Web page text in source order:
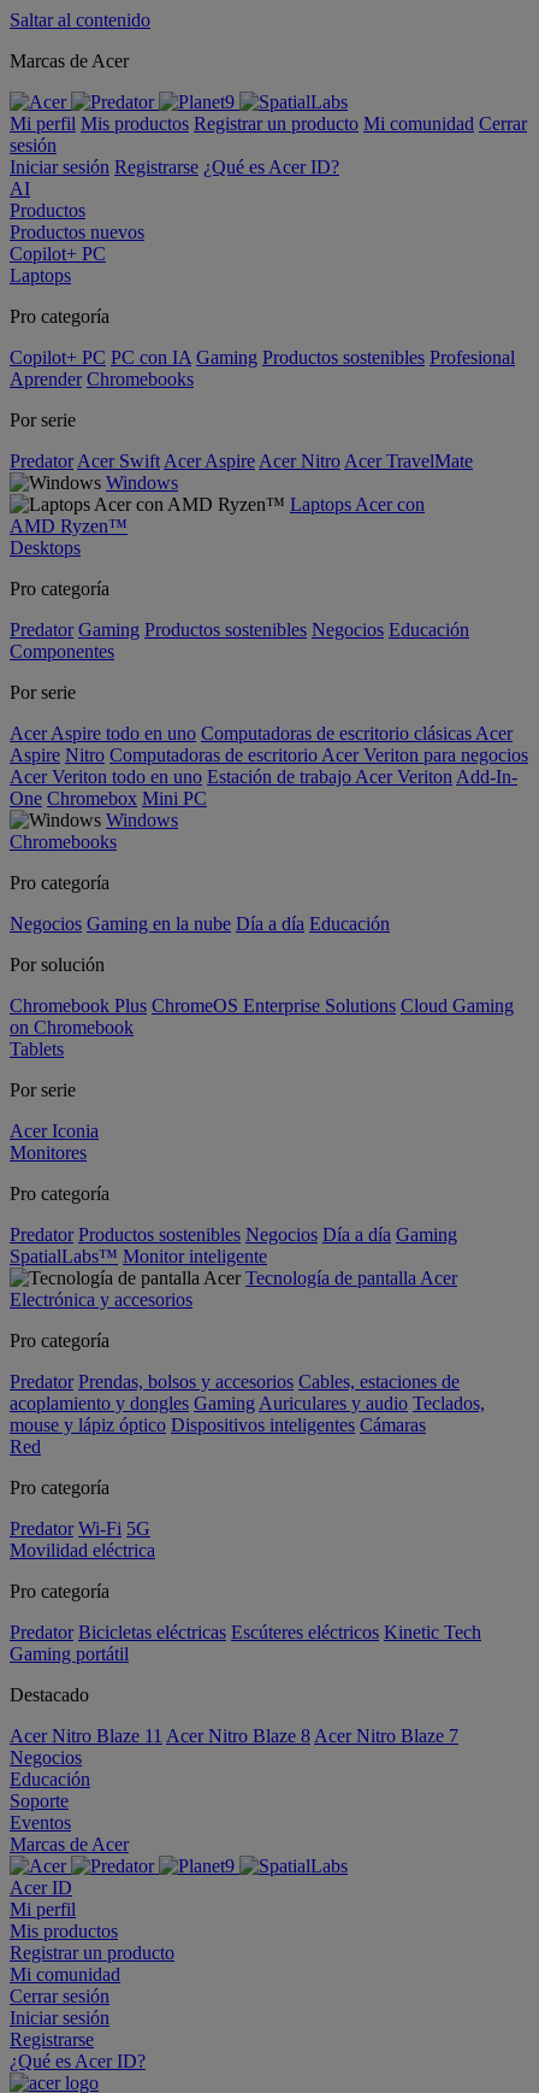
Saltar al contenido
Marcas de Acer
Mi perfil Mis productos Registrar un producto Mi comunidad Cerrar
sesión
Iniciar sesión Registrarse ¿Qué es Acer ID?
AI
Productos
Productos nuevos
Copilot+ PC
Laptops
Pro categoría
Copilot+ PC PC con IA Gaming Productos sostenibles Profesional
Aprender Chromebooks
Por serie
Predator Acer Swift Acer Aspire Acer Nitro Acer TravelMate
Windows
Laptops Acer con
AMD Ryzen™
Desktops
Pro categoría
Predator Gaming Productos sostenibles Negocios Educación
Componentes
Por serie
Acer Aspire todo en uno Computadoras de escritorio clásicas Acer
Aspire Nitro Computadoras de escritorio Acer Veriton para negocios
Acer Veriton todo en uno Estación de trabajo Acer Veriton Add-In-
One Chromebox Mini PC
Windows
Chromebooks
Pro categoría
Negocios Gaming en la nube Día a día Educación
Por solución
Chromebook Plus ChromeOS Enterprise Solutions Cloud Gaming
on Chromebook
Tablets
Por serie
Acer Iconia
Monitores
Pro categoría
Predator Productos sostenibles Negocios Día a día Gaming
SpatialLabs™ Monitor inteligente
Tecnología de pantalla Acer
Electrónica y accesorios
Pro categoría
Predator Prendas, bolsos y accesorios Cables, estaciones de
acoplamiento y dongles Gaming Auriculares y audio Teclados,
mouse y lápiz óptico Dispositivos inteligentes Cámaras
Red
Pro categoría
Predator Wi-Fi 5G
Movilidad eléctrica
Pro categoría
Predator Bicicletas eléctricas Escúteres eléctricos Kinetic Tech
Gaming portátil
Destacado
Acer Nitro Blaze 11 Acer Nitro Blaze 8 Acer Nitro Blaze 7
Negocios
Educación
Soporte
Eventos
Marcas de Acer
Acer ID
Mi perfil
Mis productos
Registrar un producto
Mi comunidad
Cerrar sesión
Iniciar sesión
Registrarse
¿Qué es Acer ID?